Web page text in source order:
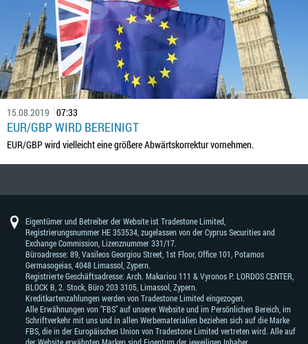
15.08.2019 07:33
EUR/GBP WIRD BEREINIGT
EUR/GBP wird vielleicht eine größere Abwärtskorrektur vornehmen.
Eigentümer und Betreiber der Website ist Tradestone Limited,
Registrierungsnummer HE 353534, zugelassen von der Cyprus Securities and
Exchange Commission, Lizenznummer 331/17.
Büroadresse: 89, Vasileos Georgiou Street, 1st Floor, Office 101, Potamos
Germasogeias, 4048 Limassol, Zypern.
Registrierte Geschäftsadresse: Arch. Makariou 111 & Vyronos Р. LORDOS CENTER,
BLOCK В, 2. Stock, Büro 203 3105, Limassol, Zypern.
Kreditkartenzahlungen werden von Tradestone Limited eingezogen.
Alle Erwähnungen von "FBS" auf unserer Website und im Persönlichen Bereich, im
Schriftverkehr mit uns und in allen Werbematerialien beziehen sich auf die Marke
FBS, die in der Europäischen Union von Tradestone Limited vertreten wird. Alle auf